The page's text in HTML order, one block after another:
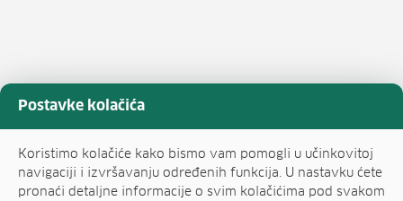
Postavke kolačića
Koristimo kolačiće kako bismo vam pomogli u učinkovitoj
navigaciji i izvršavanju određenih funkcija. U nastavku ćete
pronaći detaljne informacije o svim kolačićima pod svakom